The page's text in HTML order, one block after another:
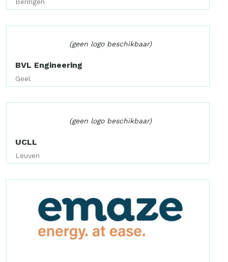
(geen logo beschikbaar)
BVL Engineering
Geel
(geen logo beschikbaar)
UCLL
Leuven